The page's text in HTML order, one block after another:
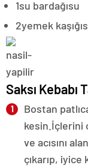
1su bardağısu
2yemek kaşığı
Saksı Kebabı
Bostan
kesin.İçlerini
ve acısını
çıkarıp, iyice